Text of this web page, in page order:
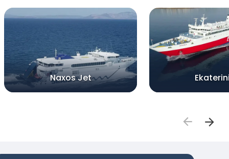
Naxos Jet